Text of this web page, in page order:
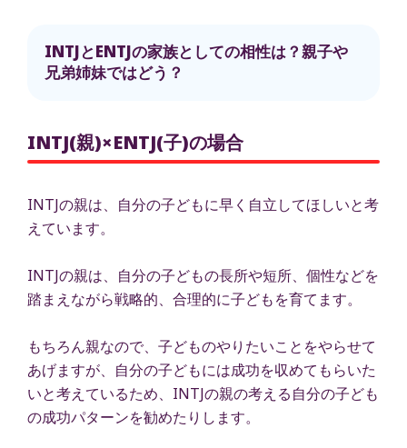
INTJとENTJの家族としての相性は？親子や
兄弟姉妹ではどう？
INTJ(親)×ENTJ(子)の場合
INTJの親は、自分の子どもに早く自立してほしいと考
えています。
INTJの親は、自分の子どもの長所や短所、個性などを
踏まえながら戦略的、合理的に子どもを育てます。
もちろん親なので、子どものやりたいことをやらせて
あげますが、自分の子どもには成功を収めてもらいた
いと考えているため、INTJの親の考える自分の子ども
の成功パターンを勧めたりします。